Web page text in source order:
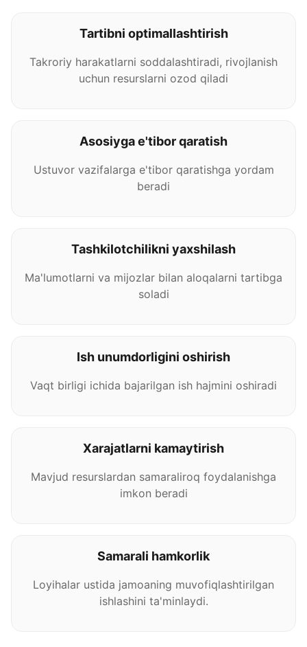
Tartibni optimallashtirish
Takroriy harakatlarni soddalashtiradi, rivojlanish
uchun resurslarni ozod qiladi
Asosiyga e'tibor qaratish
Ustuvor vazifalarga e'tibor qaratishga yordam
beradi
Tashkilotchilikni yaxshilash
Ma'lumotlarni va mijozlar bilan aloqalarni tartibga
soladi
Ish unumdorligini oshirish
Vaqt birligi ichida bajarilgan ish hajmini oshiradi
Xarajatlarni kamaytirish
Mavjud resurslardan samaraliroq foydalanishga
imkon beradi
Samarali hamkorlik
Loyihalar ustida jamoaning muvofiqlashtirilgan
ishlashini ta'minlaydi.